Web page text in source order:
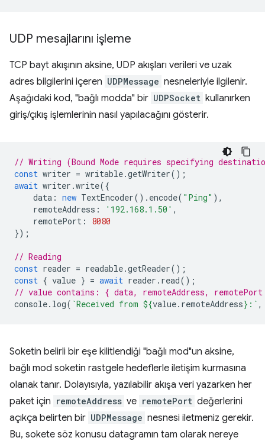
UDP mesajlarını işleme
TCP bayt akışının aksine, UDP akışları verileri ve uzak
adres bilgilerini içeren UDPMessage nesneleriyle ilgilenir.
Aşağıdaki kod, "bağlı modda" bir UDPSocket kullanırken
giriş/çıkış işlemlerinin nasıl yapılacağını gösterir.
// Writing (Bound Mode requires specifying
const writer = writable.getWriter();
await writer .write({
data : new TextEncoder(). encode( "Ping" ),
remoteAddress : '192.168.1.50' ,
remotePort :
8080
});
// Reading
const reader = readable.getReader();
const { value } = await reader . read();
// value contains: { data, remoteAddress,
console. log( `Received from ${value. remoteAddress} :` ,
Soketin belirli bir eşe kilitlendiği "bağlı mod"un aksine,
bağlı mod soketin rastgele hedeflerle iletişim kurmasına
olanak tanır. Dolayısıyla, yazılabilir akışa veri yazarken her
paket için remoteAddress ve remotePort değerlerini
açıkça belirten bir UDPMessage nesnesi iletmeniz gerekir.
Bu, sokete söz konusu datagramın tam olarak nereye